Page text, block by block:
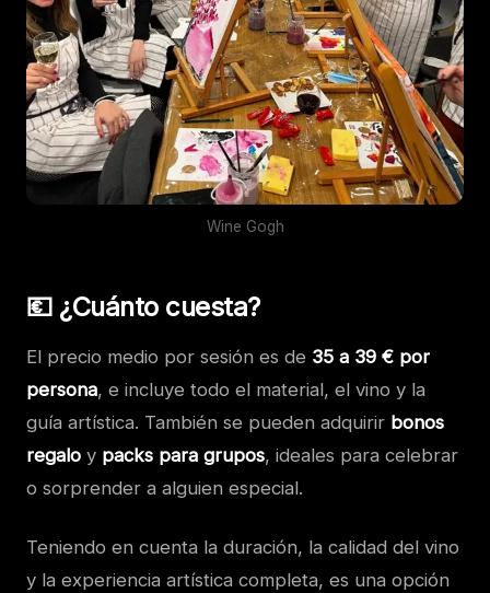
Wine Gogh
💶 ¿Cuánto cuesta?
El precio medio por sesión es de 35 a 39 € por
persona, e incluye todo el material, el vino y la
guía artística. También se pueden adquirir bonos
regalo y packs para grupos, ideales para celebrar
o sorprender a alguien especial.
Teniendo en cuenta la duración, la calidad del vino
y la experiencia artística completa, es una opción